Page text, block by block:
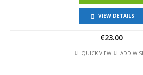
VIEW DETAILS
€23.00
QUICK VIEW ADD